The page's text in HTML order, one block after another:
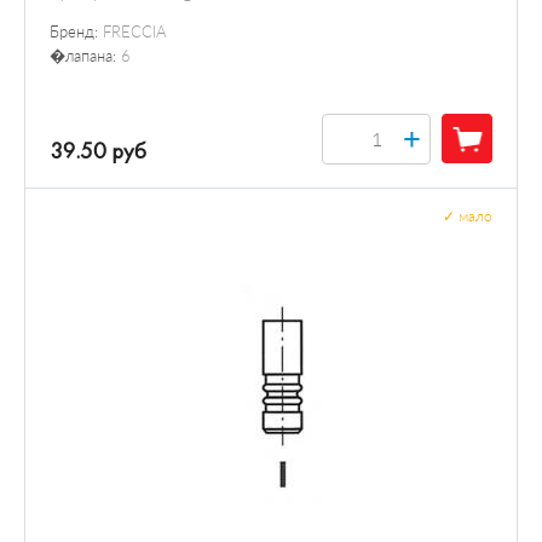
Бренд: FRECCIA
�лапана: 6
39.50 руб +
мало